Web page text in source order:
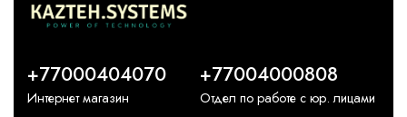
+77000404070
Интернет магазин
+77004000808
Отдел по работе с юр. лицами